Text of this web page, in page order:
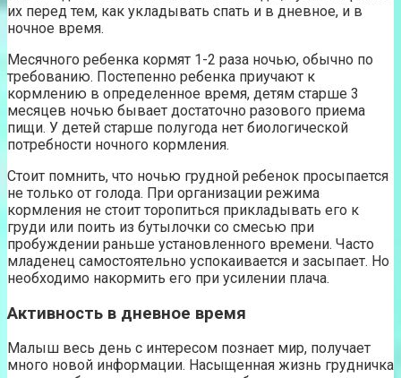
их перед тем, как укладывать спать и в дневное, и в
ночное время.
Месячного ребенка кормят 1-2 раза ночью, обычно по
требованию. Постепенно ребенка приучают к
кормлению в определенное время, детям старше 3
месяцев ночью бывает достаточно разового приема
пищи. У детей старше полугода нет биологической
потребности ночного кормления.
Стоит помнить, что ночью грудной ребенок просыпается
не только от голода. При организации режима
кормления не стоит торопиться прикладывать его к
груди или поить из бутылочки со смесью при
пробуждении раньше установленного времени. Часто
младенец самостоятельно успокаивается и засыпает. Но
необходимо накормить его при усилении плача.
Активность в дневное время
Малыш весь день с интересом познает мир, получает
много новой информации. Насыщенная жизнь грудничка